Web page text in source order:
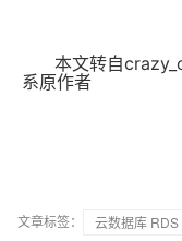
本文转自
系原作者
文章标签： 云数据库 RDS